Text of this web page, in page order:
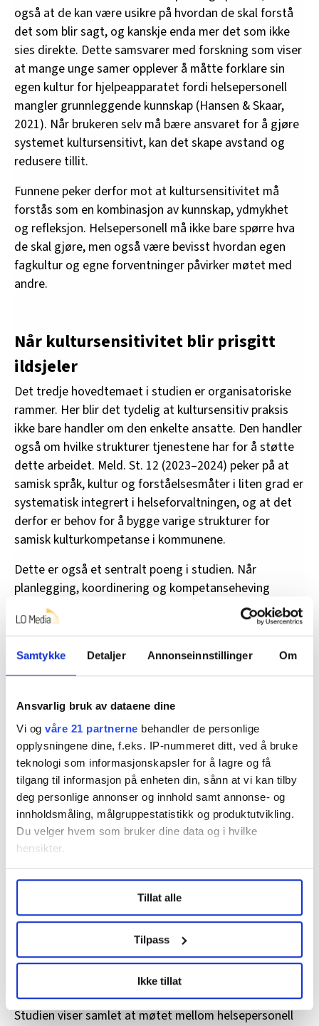
Samtykke Detaljer Annonseinnstillinger Om
Ansvarlig bruk av dataene dine
Vi og våre 21 partnerne behandler de personlige
opplysningene dine, f.eks. IP-nummeret ditt, ved å bruke
teknologi som informasjonskapsler for å lagre og få
tilgang til informasjon på enheten din, sånn at vi kan tilby
deg personlige annonser og innhold samt annonse- og
innholdsmåling, målgruppestatistikk og produktutvikling.
Du velger hvem som bruker dine data og i hvilke
hensikter.
Undermer infokan du lese om hvordan dine personlige
data behandles og hvordan du kan velge hvordan de skal
brukes. Du kan hele tiden endre eller trekke tilbake ditt
samtykke fra erklæringen om informasjonskapsler.
LO Medias publikasjoner frifagbevegelse.no, hk-nytt.no
og fontene.no bruker informasjonskapsler (cookies) for å
lære hvordan våre nettsider blir brukt slik at vi tilby
relevant innhold, tilpassede annonser og utarbeide
Tillat alle
Tilpass
Ikke tillat
også at de kan være usikre på hvordan de skal forstå
det som blir sagt, og kanskje enda mer det som ikke
sies direkte. Dette samsvarer med forskning som viser
at mange unge samer opplever å måtte forklare sin
egen kultur for hjelpeapparatet fordi helsepersonell
mangler grunnleggende kunnskap (Hansen & Skaar,
2021). Når brukeren selv må bære ansvaret for å gjøre
systemet kultursensitivt, kan det skape avstand og
redusere tillit.
Funnene peker derfor mot at kultursensitivitet må
forstås som en kombinasjon av kunnskap, ydmykhet
og refleksjon. Helsepersonell må ikke bare spørre hva
de skal gjøre, men også være bevisst hvordan egen
fagkultur og egne forventninger påvirker møtet med
andre.
Når kultursensitivitet blir prisgitt
ildsjeler
Det tredje hovedtemaet i studien er organisatoriske
rammer. Her blir det tydelig at kultursensitiv praksis
ikke bare handler om den enkelte ansatte. Den handler
også om hvilke strukturer tjenestene har for å støtte
dette arbeidet. Meld. St. 12 (2023–2024) peker på at
samisk språk, kultur og forståelsesmåter i liten grad er
systematisk integrert i helseforvaltningen, og at det
derfor er behov for å bygge varige strukturer for
samisk kulturkompetanse i kommunene.
Dette er også et sentralt poeng i studien. Når
planlegging, koordinering og kompetanseheving
mangler, blir kulturkompetanse i praksis ofte liggende
hos enkeltansatte og kommuner. Arbeidet blir sårbart
tiltak. Kultursensitiv praksis blir dermed
personavhengig. Om samiske menn møtes på en
kultursensitiv måte, kan i for stor grad være prisgitt
hvem som er på jobb, hvor interessert den enkelte er,
og om det tilfeldigvis finnes noen i tjenesten som har
tatt ansvar utover det som er systematisk forventet.
Forskning viser også at tilrettelegging for språk og
kultur ofte skjer tilfeldig og personavhengig, og at
helsepersonell ikke alltid er klar over pasientenes
språklige behov før langt ut i behandlingsforløpet
tjenester ikke bare er et spørsmål om holdninger, men
om organisering. Skal kultursensitivitet bli noe mer enn
et individuelt prosjekt, må det forankres i ledelse,
veiledning og kompetanseutvikling.
Et delt ansvar
Studien viser samlet at møtet mellom helsepersonell